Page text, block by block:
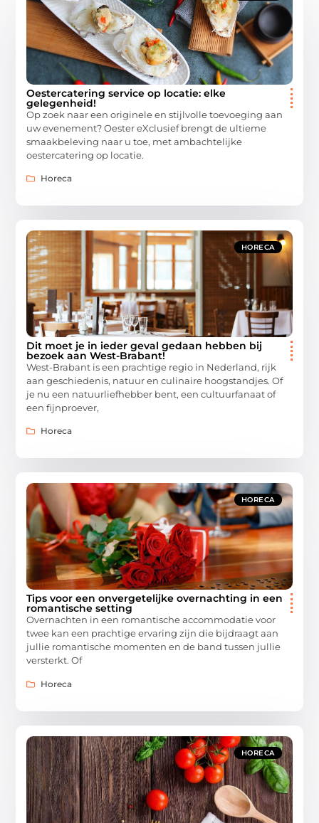
Oestercatering service op locatie: elke
gelegenheid!
Op zoek naar een originele en stijlvolle toevoeging aan
uw evenement? Oester eXclusief brengt de ultieme
smaakbeleving naar u toe, met ambachtelijke
oestercatering op locatie.
Horeca
HORECA
Dit moet je in ieder geval gedaan hebben bij
bezoek aan West-Brabant!
West-Brabant is een prachtige regio in Nederland, rijk
aan geschiedenis, natuur en culinaire hoogstandjes. Of
je nu een natuurliefhebber bent, een cultuurfanaat of
een fijnproever,
Horeca
HORECA
Tips voor een onvergetelijke overnachting in een
romantische setting
Overnachten in een romantische accommodatie voor
twee kan een prachtige ervaring zijn die bijdraagt aan
jullie romantische momenten en de band tussen jullie
versterkt. Of
Horeca
HORECA